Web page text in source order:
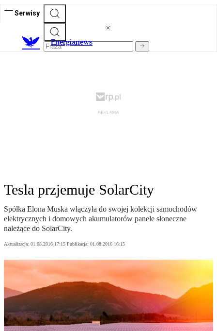
Serwisy
Energianews
Tesla przjemuje SolarCity
Spółka Elona Muska włączyła do swojej kolekcji samochodów
elektrycznych i domowych akumulatorów panele słoneczne
należące do SolarCity.
Aktualizacja: 01.08.2016 17:15 Publikacja: 01.08.2016 16:15